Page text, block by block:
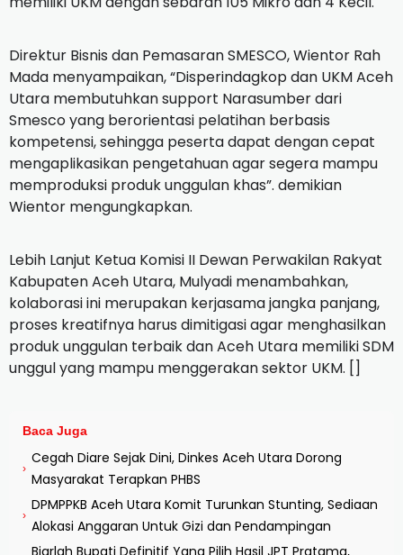
Direktur Bisnis dan Pemasaran SMESCO, Wientor Rah
Mada menyampaikan, “Disperindagkop dan UKM Aceh
Utara membutuhkan support Narasumber dari
Smesco yang berorientasi pelatihan berbasis
kompetensi, sehingga peserta dapat dengan cepat
mengaplikasikan pengetahuan agar segera mampu
memproduksi produk unggulan khas”. demikian
Wientor mengungkapkan.
Lebih Lanjut Ketua Komisi II Dewan Perwakilan Rakyat
Kabupaten Aceh Utara, Mulyadi menambahkan,
kolaborasi ini merupakan kerjasama jangka panjang,
proses kreatifnya harus dimitigasi agar menghasilkan
produk unggulan terbaik dan Aceh Utara memiliki SDM
unggul yang mampu menggerakan sektor UKM. []
Baca Juga
›
Cegah Diare Sejak Dini, Dinkes Aceh Utara Dorong
Masyarakat Terapkan PHBS
›
DPMPPKB Aceh Utara Komit Turunkan Stunting, Sediaan
Alokasi Anggaran Untuk Gizi dan Pendampingan
Biarlah Bupati Definitif Yang Pilih Hasil JPT Pratama,